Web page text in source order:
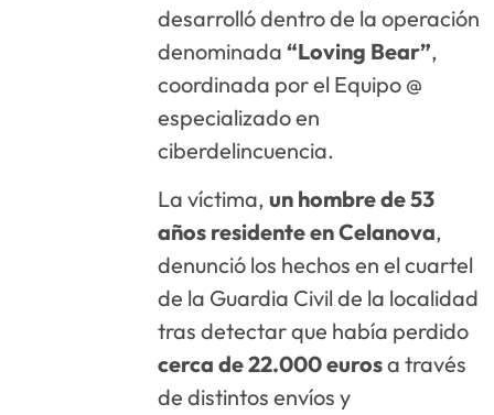
desarrolló dentro de la operación
denominada“Loving Bear”,
coordinada por el Equipo @
especializado en
ciberdelincuencia.
La víctima,un hombre de 53
años residente en Celanova,
denunció los hechos en el cuartel
de la Guardia Civil de la localidad
tras detectar que había perdido
cerca de 22.000 eurosa través
de distintos envíos y